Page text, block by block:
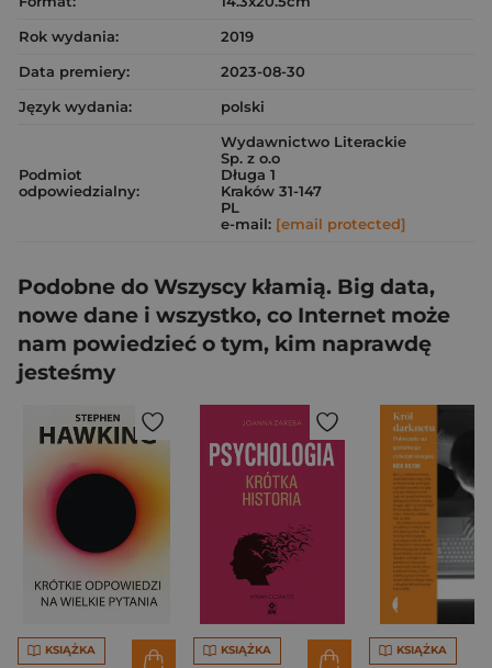
Rok wydania:
2019
Data premiery:
2023-08-30
Język wydania:
polski
Podmiot
odpowiedzialny:
Wydawnictwo Literackie
Sp. z o.o
Długa 1
Kraków 31-147
PL
e-mail: [email protected]
Podobne do Wszyscy kłamią. Big data,
nowe dane i wszystko, co Internet może
nam powiedzieć o tym, kim naprawdę
jesteśmy
KSIĄŻKA KSIĄŻKA KSIĄŻKA